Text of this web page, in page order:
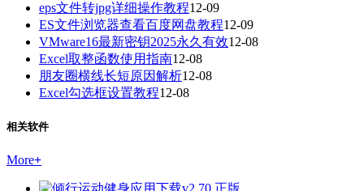
eps文件转jpg详细操作教程12-09
ES文件浏览器查看百度网盘教程12-09
VMware16最新密钥2025永久有效12-08
Excel取整函数使用指南12-08
朋友圈横线长短原因解析12-08
Excel勾选框设置教程12-08
相关软件
More+